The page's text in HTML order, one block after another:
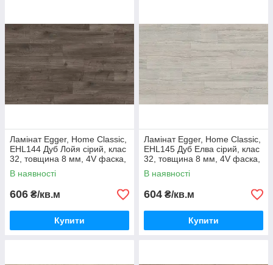
Ламінат Egger, Home Classic,
EHL144 Дуб Лойя сірий, клас
32, товщина 8 мм, 4V фаска,
Німеччина
В наявності
606 ₴/кв.м
Купити
Ламінат Egger, Home Classic,
EHL145 Дуб Елва сірий, клас
32, товщина 8 мм, 4V фаска,
Німеччина
В наявності
604 ₴/кв.м
Купити